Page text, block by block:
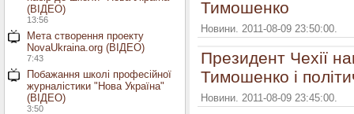
(ВІДЕО)
13:56
Мета створення проекту
NovaUkraina.org (ВІДЕО)
7:43
Побажання школі професійної
журналістики "Нова Україна"
(ВІДЕО)
3:50
Тимошенко
Новини. 2011-08-09 23:50:00.
Президент Чехії
Тимошенко і
Новини. 2011-08-09 23:45:00.